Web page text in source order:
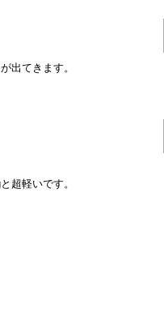
出てきます。
超軽いです。